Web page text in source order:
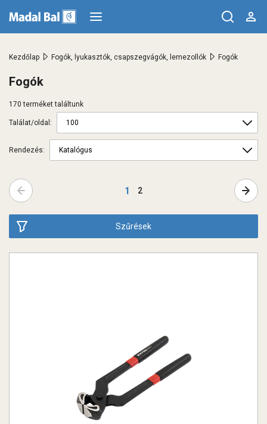
Kezdőlap > Fogók, lyukasztók, csapszegvágók, lemezollók > Fogók
Fogók
Rendezés:
170 terméket találtunk
Találat/oldal:
← 1 2 →
Szűrések